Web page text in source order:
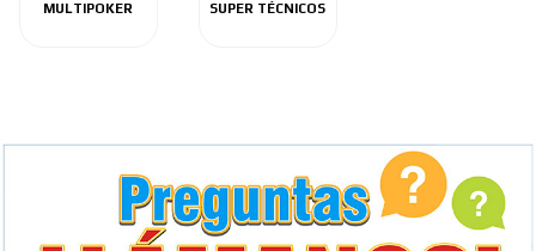
MULTIPOKER SUPER TÉCNICOS